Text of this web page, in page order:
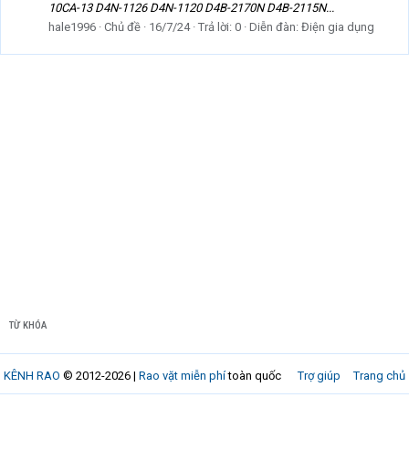
10CA-13 D4N-1126 D4N-1120 D4B-2170N D4B-2115N...
hale1996 Chủ đề 16/7/24 Trả lời: 0 Diễn đàn: Điện gia dụng
TỪ KHÓA
Trợ giúp Trang chủ
KÊNH RAO © 2012-2026 | Rao vặt miễn phítoàn quốc